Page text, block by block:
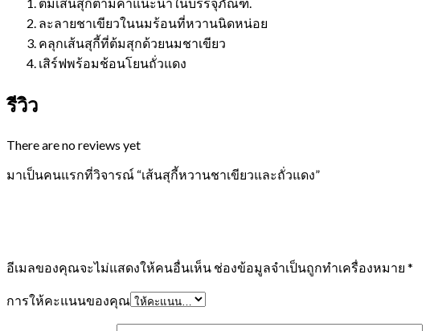
ละลายชาเขียวในนมร้อนที่หวานนิดหน่อย
คลุกเส้นสุกี้ที่ต้มสุกด้วยนมชาเขียว
เสิร์ฟพร้อมช้อนโยนถั่วแดง
รีวิว
There are no reviews yet
มาเป็นคนแรกที่วิจารณ์ “เส้นสุกี้หวานชาเขียวและถั่วแดง”
อีเมลของคุณจะไม่แสดงให้คนอื่นเห็น ช่องข้อมูลจำเป็นถูกทำเครื่องหมาย *
การให้คะแนนของคุณ